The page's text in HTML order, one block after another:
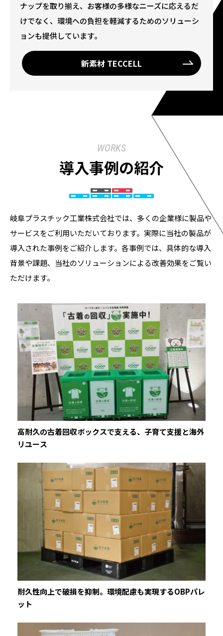
ナップを取り揃え、お客様の多様なニーズに応えるだ
けでなく、環境への負担を軽減するためのソリューシ
ョンも提供しています。
新素材 TECCELL
WORKS
導入事例の紹介
岐阜プラスチック工業株式会社では、多くの企業様に製品や
サービスをご利用いただいております。実際に当社の製品が
導入された事例をご紹介します。各事例では、具体的な導入
背景や課題、当社のソリューションによる改善効果をご覧い
ただけます。
高耐久の古着回収ボックスで支える、子育て支援と海外
リユース
耐久性向上で破損を抑制。環境配慮も実現するOBPパレ
ット